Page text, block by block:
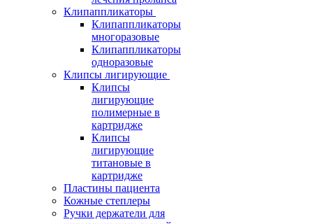
Клипаппликаторы
Клипаппликаторы
многоразовые
Клипаппликаторы
одноразовые
Клипсы лигирующие
Клипсы
лигирующие
полимерные в
картридже
Клипсы
лигирующие
титановые в
картридже
Пластины пациента
Кожные степлеры
Ручки держатели для